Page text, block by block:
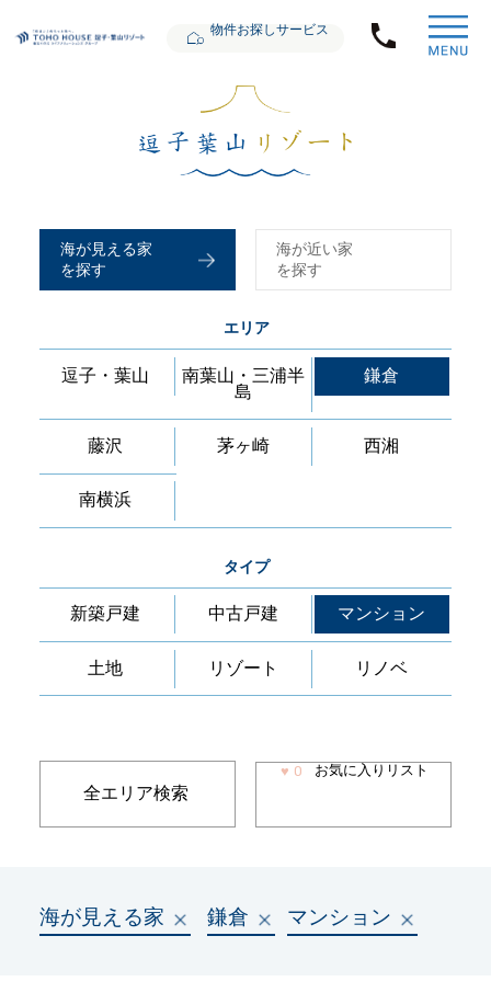
物件お探しサービス
海が見える家
を探す
海が近い家
を探す
エリア
逗子・葉山
南葉山・三浦半
島
鎌倉
藤沢 茅ヶ崎 西湘
南横浜
全エリア検索
タイプ
新築戸建 中古戸建 マンション
土地 リゾート リノベ
♥ 0 お気に入りリスト
海が見える家 鎌倉 マンション